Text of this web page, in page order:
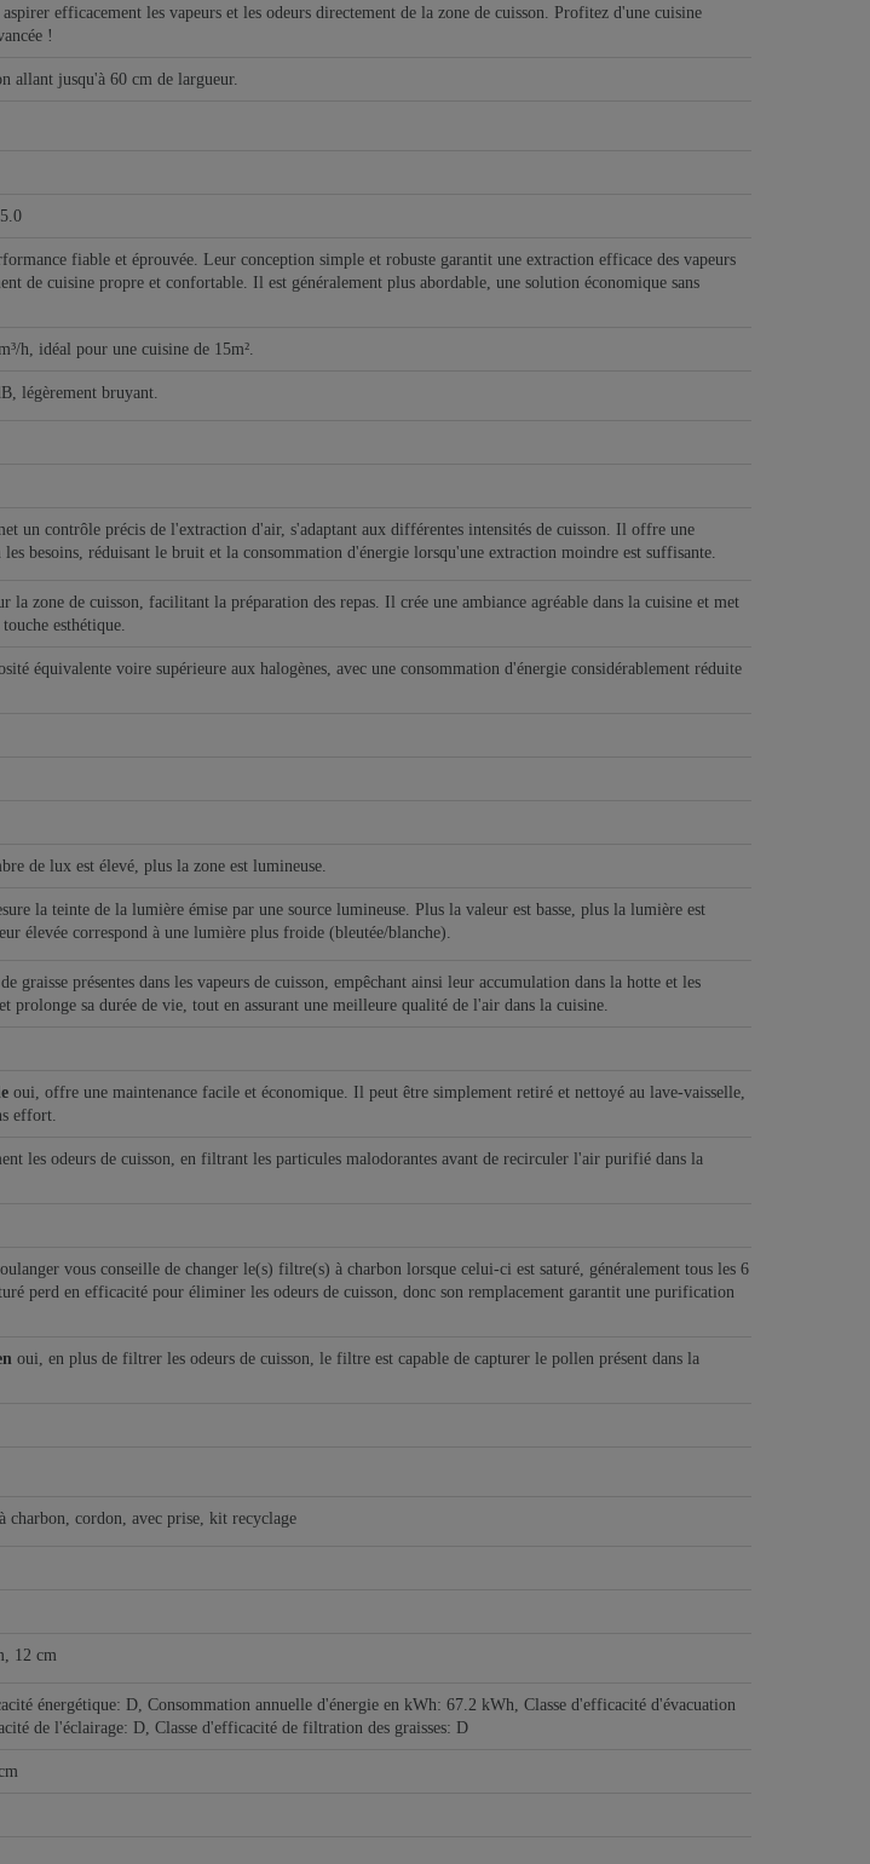
efficacement les vapeurs et les odeurs directement de la zone de cuisson. Profitez d'une cuisine
!
allant jusqu'à 60 cm de largueur.
fiable et éprouvée. Leur conception simple et robuste garantit une extraction efficace des vapeurs
de cuisine propre et confortable. Il est généralement plus abordable, une solution économique sans
h, idéal pour une cuisine de 15m².
légèrement bruyant.
un contrôle précis de l'extraction d'air, s'adaptant aux différentes intensités de cuisson. Il offre une
besoins, réduisant le bruit et la consommation d'énergie lorsqu'une extraction moindre est suffisante.
zone de cuisson, facilitant la préparation des repas. Il crée une ambiance agréable dans la cuisine et met
esthétique.
équivalente voire supérieure aux halogènes, avec une consommation d'énergie considérablement réduite
de lux est élevé, plus la zone est lumineuse.
la teinte de la lumière émise par une source lumineuse. Plus la valeur est basse, plus la lumière est
élevée correspond à une lumière plus froide (bleutée/blanche).
graisse présentes dans les vapeurs de cuisson, empêchant ainsi leur accumulation dans la hotte et les
prolonge sa durée de vie, tout en assurant une meilleure qualité de l'air dans la cuisine.
oui, offre une maintenance facile et économique. Il peut être simplement retiré et nettoyé au lave-vaisselle,
effort.
les odeurs de cuisson, en filtrant les particules malodorantes avant de recirculer l'air purifié dans la
vous conseille de changer le(s) filtre(s) à charbon lorsque celui-ci est saturé, généralement tous les 6
perd en efficacité pour éliminer les odeurs de cuisson, donc son remplacement garantit une purification
oui, en plus de filtrer les odeurs de cuisson, le filtre est capable de capturer le pollen présent dans la
cordon, avec prise, kit recyclage
12 cm
énergétique: D, Consommation annuelle d'énergie en kWh: 67.2 kWh, Classe d'efficacité d'évacuation
de l'éclairage: D, Classe d'efficacité de filtration des graisses: D